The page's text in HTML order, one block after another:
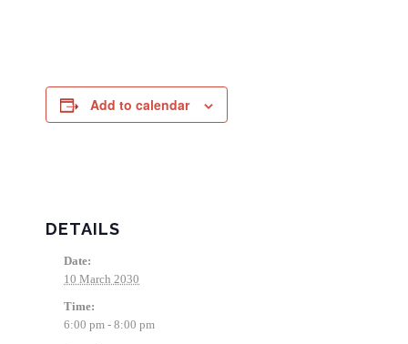
Add to calendar
DETAILS
Date:
10 March 2030
Time:
6:00 pm - 8:00 pm